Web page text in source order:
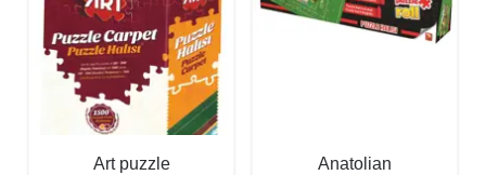
Art puzzle
Anatolian